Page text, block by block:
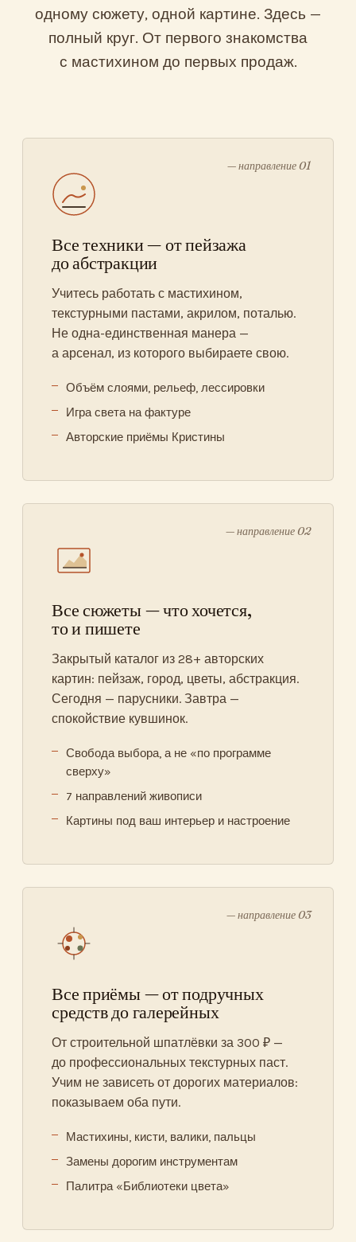
одному сюжету, одной картине. Здесь —
полный круг. От первого знакомства
с мастихином до первых продаж.
— направление 01
Все техники — от пейзажа
до абстракции
Учитесь работать с мастихином,
текстурными пастами, акрилом, поталью.
Не одна-единственная манера —
а арсенал, из которого выбираете свою.
Объём слоями, рельеф, лессировки
Игра света на фактуре
Авторские приёмы Кристины
— направление 02
Все сюжеты — что хочется,
то и пишете
Закрытый каталог из 28+ авторских
картин: пейзаж, город, цветы, абстракция.
Сегодня — парусники. Завтра —
спокойствие кувшинок.
Свобода выбора, а не «по программе
сверху»
7 направлений живописи
Картины под ваш интерьер и настроение
— направление 03
Все приёмы — от подручных
средств до галерейных
От строительной шпатлёвки за 300 ₽ —
до профессиональных текстурных паст.
Учим не зависеть от дорогих материалов:
показываем оба пути.
Мастихины, кисти, валики, пальцы
Замены дорогим инструментам
Палитра «Библиотеки цвета»